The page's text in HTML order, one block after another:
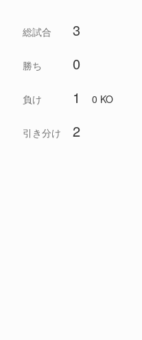
総試合 3
勝ち 0
負け 1 0 KO
引き分け 2